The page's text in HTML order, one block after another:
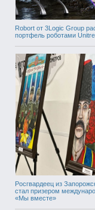
Robort от 3Logic Group
портфель роботами
Росгвардеец из
стал призером
«Мы вместе»